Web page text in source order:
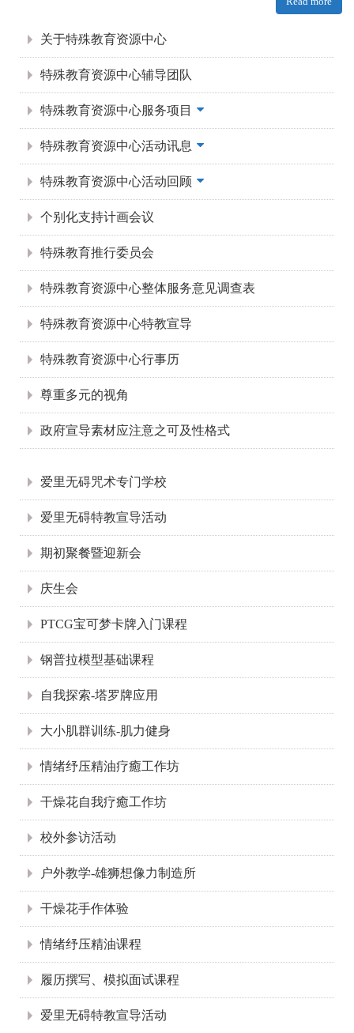
关于特殊教育资源中心
特殊教育资源中心辅导团队
特殊教育资源中心服务项目
特殊教育资源中心活动讯息
特殊教育资源中心活动回顾
个别化支持计画会议
特殊教育推行委员会
特殊教育资源中心整体服务意见调查表
特殊教育资源中心特教宣导
特殊教育资源中心行事历
尊重多元的视角
政府宣导素材应注意之可及性格式
爱里无碍咒术专门学校
爱里无碍特教宣导活动
期初聚餐暨迎新会
庆生会
PTCG宝可梦卡牌入门课程
钢普拉模型基础课程
自我探索-塔罗牌应用
大小肌群训练-肌力健身
情绪纾压精油疗癒工作坊
干燥花自我疗癒工作坊
校外参访活动
户外教学-雄狮想像力制造所
干燥花手作体验
情绪纾压精油课程
履历撰写、模拟面试课程
爱里无碍特教宣导活动